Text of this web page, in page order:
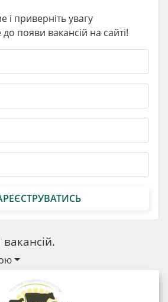
вакансій.
і приверніть увагу
появи вакансій на сайті!